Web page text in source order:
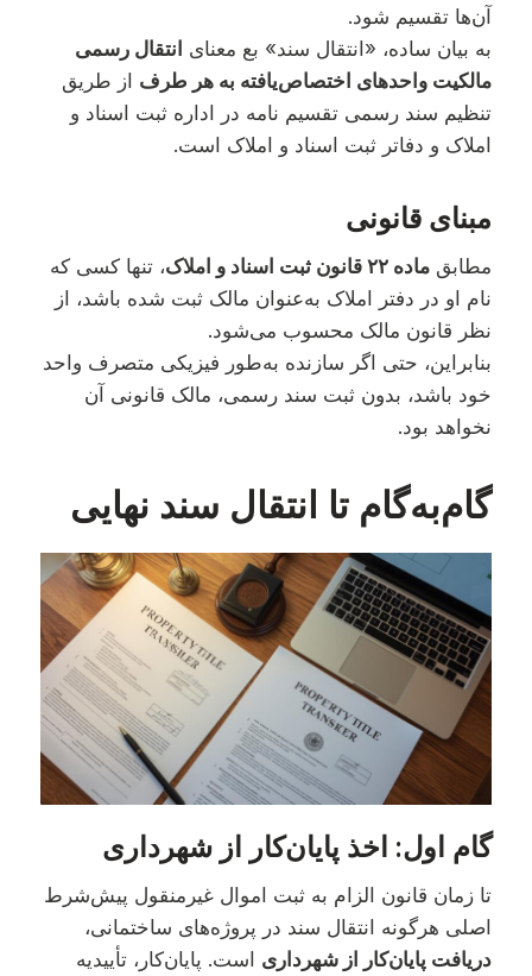
آن‌ها تقسیم شود.
به بیان ساده، «انتقال سند» بع معنای انتقال رسمی
مالکیت واحدهای اختصاص‌یافته به هر طرف از طریق
تنظیم سند رسمی تقسیم نامه در اداره ثبت اسناد و
املاک و دفاتر ثبت اسناد و املاک است.
مبنای قانونی
مطابق ماده ۲۲ قانون ثبت اسناد و املاک
، تنها کسی که
نام او در دفتر املاک به‌عنوان مالک ثبت شده باشد، از
نظر قانون مالک محسوب می‌شود.
بنابراین، حتی اگر سازنده به‌طور فیزیکی متصرف واحد
خود باشد، بدون ثبت سند رسمی، مالک قانونی آن
نخواهد بود.
گام‌به‌گام تا انتقال سند نهایی
گام اول: اخذ پایان‌کار از شهرداری
تا زمان قانون الزام به ثبت اموال غیرمنقول پیش‌شرط
اصلی هرگونه انتقال سند در پروژه‌های ساختمانی،
دریافت پایان‌کار از شهرداری است. پایان‌کار، تأییدیه